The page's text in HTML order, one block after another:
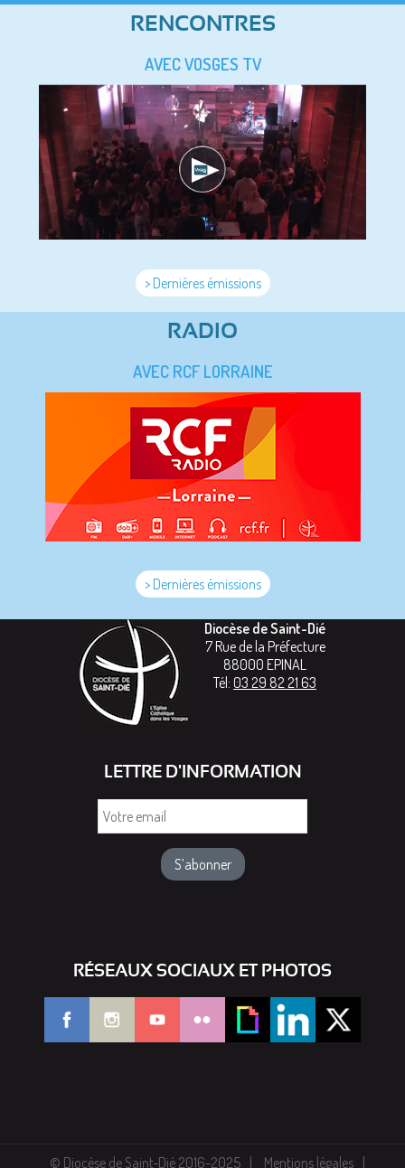
RENCONTRES
AVEC VOSGES TV
> Dernières émissions
RADIO
AVEC RCF LORRAINE
> Dernières émissions
Diocèse de Saint-Dié
7 Rue de la Préfecture
88000 EPINAL
Tél: 03 29 82 21 63
LETTRE D'INFORMATION
RÉSEAUX SOCIAUX ET PHOTOS
© Diocèse de Saint-Dié 2016-2025 Mentions légales